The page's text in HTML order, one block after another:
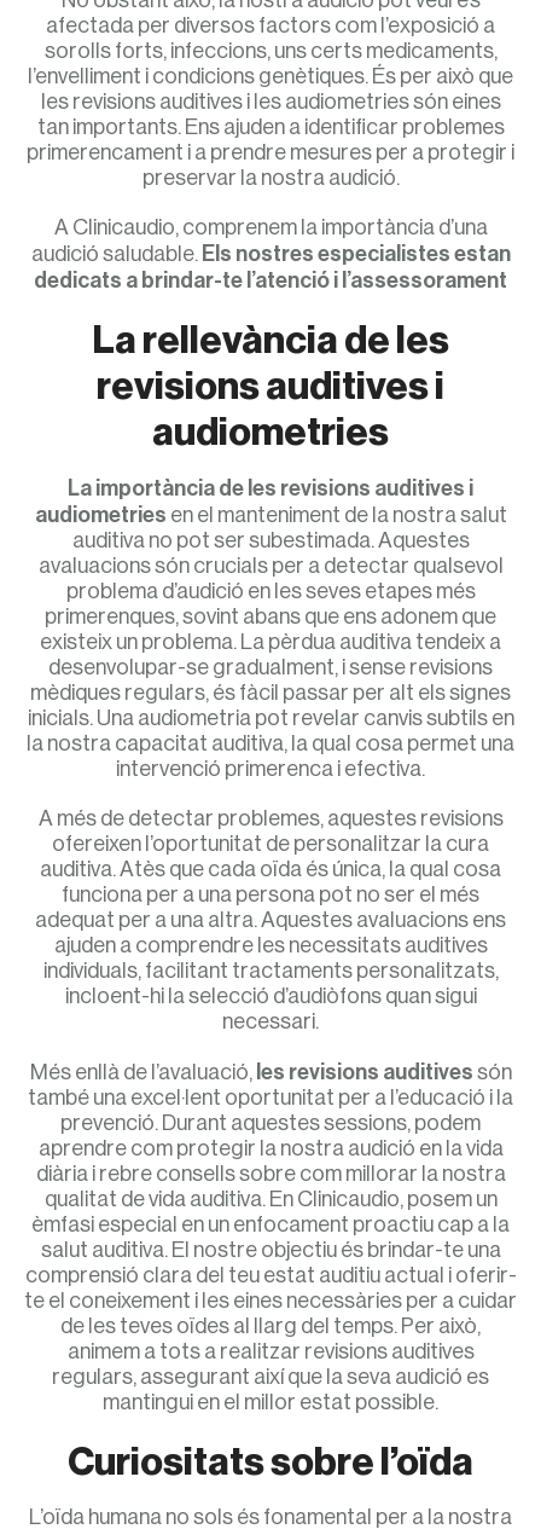
afectada per diversos factors com l’exposició a
sorolls forts, infeccions, uns certs medicaments,
l’envelliment i condicions genètiques. És per això que
les revisions auditives i les audiometries són eines
tan importants. Ens ajuden a identificar problemes
primerencament i a prendre mesures per a protegir i
preservar la nostra audició.
A Clinicaudio, comprenem la importància d’una
audició saludable. Els nostres especialistes estan
dedicats a brindar-te l’atenció i l’assessorament
La rellevància de les
revisions auditives i
audiometries
La importància de les revisions auditives i
audiometries en el manteniment de la nostra salut
auditiva no pot ser subestimada. Aquestes
avaluacions són crucials per a detectar qualsevol
problema d’audició en les seves etapes més
primerenques, sovint abans que ens adonem que
existeix un problema. La pèrdua auditiva tendeix a
desenvolupar-se gradualment, i sense revisions
mèdiques regulars, és fàcil passar per alt els signes
inicials. Una audiometria pot revelar canvis subtils en
la nostra capacitat auditiva, la qual cosa permet una
intervenció primerenca i efectiva.
A més de detectar problemes, aquestes revisions
ofereixen l’oportunitat de personalitzar la cura
auditiva. Atès que cada oïda és única, la qual cosa
funciona per a una persona pot no ser el més
adequat per a una altra. Aquestes avaluacions ens
ajuden a comprendre les necessitats auditives
individuals, facilitant tractaments personalitzats,
incloent-hi la selecció d’audiòfons quan sigui
necessari.
Més enllà de l’avaluació, les revisions auditives són
també una excel·lent oportunitat per a l’educació i la
prevenció. Durant aquestes sessions, podem
aprendre com protegir la nostra audició en la vida
diària i rebre consells sobre com millorar la nostra
qualitat de vida auditiva. En Clinicaudio, posem un
èmfasi especial en un enfocament proactiu cap a la
salut auditiva. El nostre objectiu és brindar-te una
comprensió clara del teu estat auditiu actual i oferir-
te el coneixement i les eines necessàries per a cuidar
de les teves oïdes al llarg del temps. Per això,
animem a tots a realitzar revisions auditives
regulars, assegurant així que la seva audició es
mantingui en el millor estat possible.
Curiositats sobre l’oïda
L’oïda humana no sols és fonamental per a la nostra